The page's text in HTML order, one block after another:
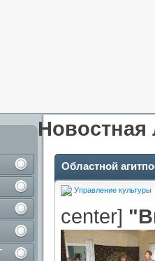
Новостная
Областной
Управление культуры
center]